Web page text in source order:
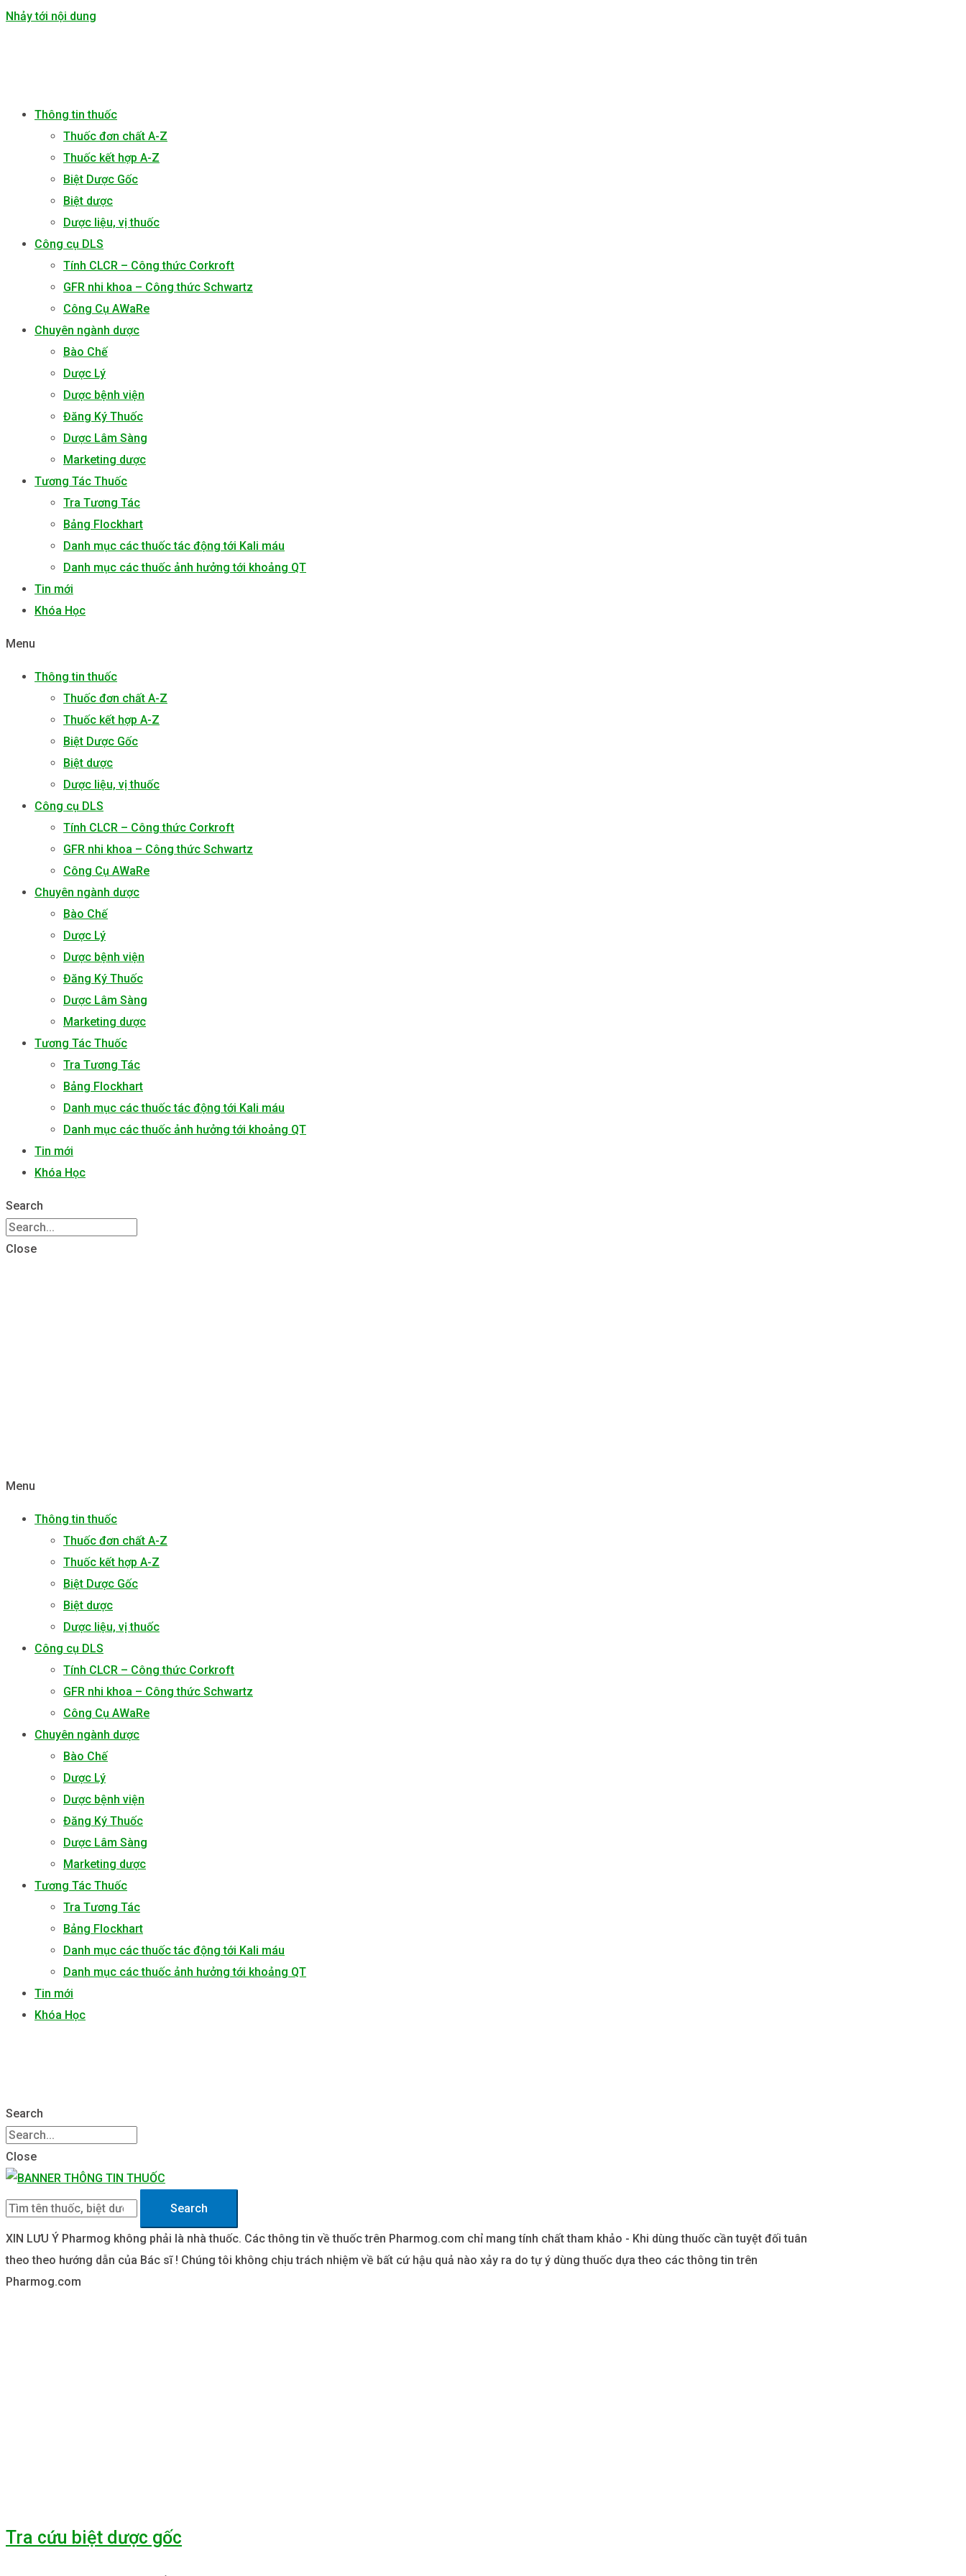
Nhảy tới nội dung
Thông tin thuốc
Thuốc đơn chất A-Z
Thuốc kết hợp A-Z
Biệt Dược Gốc
Biệt dược
Dược liệu, vị thuốc
Công cụ DLS
Tính CLCR – Công thức Corkroft
GFR nhi khoa – Công thức Schwartz
Công Cụ AWaRe
Chuyên ngành dược
Bào Chế
Dược Lý
Dược bệnh viện
Đăng Ký Thuốc
Dược Lâm Sàng
Marketing dược
Tương Tác Thuốc
Tra Tương Tác
Bảng Flockhart
Danh mục các thuốc tác động tới Kali máu
Danh mục các thuốc ảnh hưởng tới khoảng QT
Tin mới
Khóa Học
Menu
Thông tin thuốc
Thuốc đơn chất A-Z
Thuốc kết hợp A-Z
Biệt Dược Gốc
Biệt dược
Dược liệu, vị thuốc
Công cụ DLS
Tính CLCR – Công thức Corkroft
GFR nhi khoa – Công thức Schwartz
Công Cụ AWaRe
Chuyên ngành dược
Bào Chế
Dược Lý
Dược bệnh viện
Đăng Ký Thuốc
Dược Lâm Sàng
Marketing dược
Tương Tác Thuốc
Tra Tương Tác
Bảng Flockhart
Danh mục các thuốc tác động tới Kali máu
Danh mục các thuốc ảnh hưởng tới khoảng QT
Tin mới
Khóa Học
Search
Close
Menu
Thông tin thuốc
Thuốc đơn chất A-Z
Thuốc kết hợp A-Z
Biệt Dược Gốc
Biệt dược
Dược liệu, vị thuốc
Công cụ DLS
Tính CLCR – Công thức Corkroft
GFR nhi khoa – Công thức Schwartz
Công Cụ AWaRe
Chuyên ngành dược
Bào Chế
Dược Lý
Dược bệnh viện
Đăng Ký Thuốc
Dược Lâm Sàng
Marketing dược
Tương Tác Thuốc
Tra Tương Tác
Bảng Flockhart
Danh mục các thuốc tác động tới Kali máu
Danh mục các thuốc ảnh hưởng tới khoảng QT
Tin mới
Khóa Học
Search
Close
Search
XIN LƯU Ý Pharmog không phải là nhà thuốc. Các thông tin về thuốc trên Pharmog.com chỉ mang tính chất tham khảo - Khi dùng thuốc cần tuyệt đối tuân
theo theo hướng dẫn của Bác sĩ ! Chúng tôi không chịu trách nhiệm về bất cứ hậu quả nào xảy ra do tự ý dùng thuốc dựa theo các thông tin trên
Pharmog.com
Tra cứu biệt dược gốc